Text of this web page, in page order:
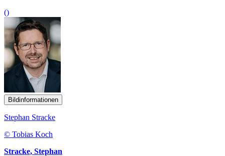
()
Bildinformationen
Stephan Stracke
© Tobias Koch
Stracke, Stephan